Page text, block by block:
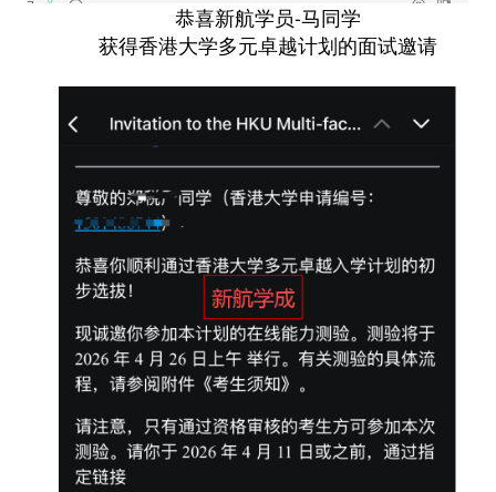
恭喜新航学员-马同学
获得香港大学多元卓越计划的面试邀请